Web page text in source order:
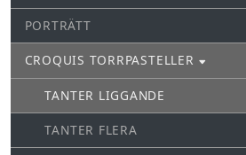
PORTRÄTT
CROQUIS TORRPASTELLER
TANTER LIGGANDE
TANTER FLERA